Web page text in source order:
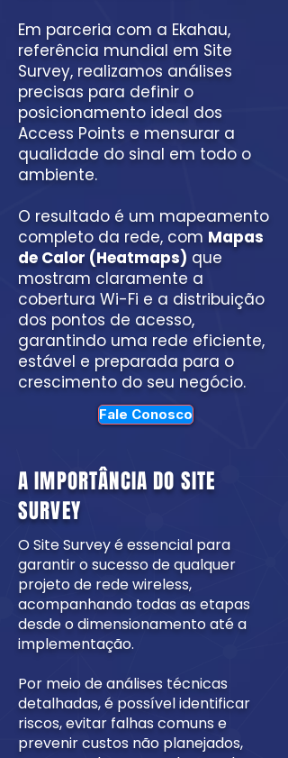
Em parceria com a Ekahau,
referência mundial em Site
Survey, realizamos análises
precisas para definir o
posicionamento ideal dos
Access Points e mensurar a
qualidade do sinal em todo o
ambiente.
O resultado é um mapeamento
completo da rede, com Mapas
de Calor (Heatmaps) que
mostram claramente a
cobertura Wi-Fi e a distribuição
dos pontos de acesso,
garantindo uma rede eficiente,
estável e preparada para o
crescimento do seu negócio.
Fale Conosco
A IMPORTÂNCIA DO SITE
SURVEY
O Site Survey é essencial para
garantir o sucesso de qualquer
projeto de rede wireless,
acompanhando todas as etapas
desde o dimensionamento até a
implementação.
Por meio de análises técnicas
detalhadas, é possível identificar
riscos, evitar falhas comuns e
prevenir custos não planejados,